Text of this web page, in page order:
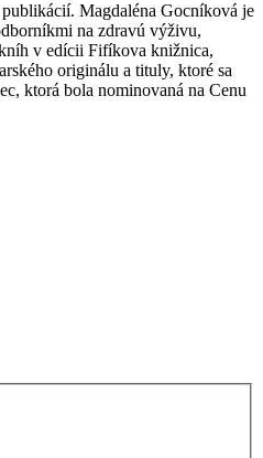
Magdaléna Gocníková je
na zdravú výživu,
v edícii Fifíkova knižnica,
originálu a tituly, ktoré sa
ktorá bola nominovaná na Cenu